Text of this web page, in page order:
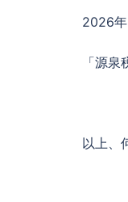
2026
「源
以上、